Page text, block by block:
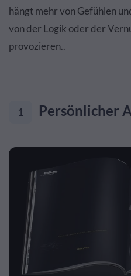
hängt mehr von Gefühlen
von der Logik oder der
provozieren..
1 Persönlicher